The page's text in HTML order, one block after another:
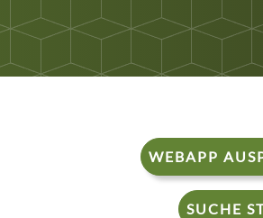
WEBAPP
SUCHE